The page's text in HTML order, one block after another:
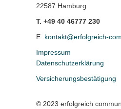
22587 Hamburg
T. +49 40 46777 230
E. kontakt@erfolgreich-
Impressum
Datenschutzerklärung
Versicherungsbestätigung
© 2023 erfolgreich